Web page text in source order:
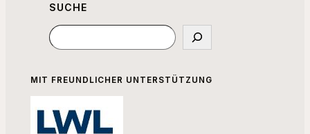
SUCHE
Suchen
MIT FREUNDLICHER UNTERSTÜTZUNG